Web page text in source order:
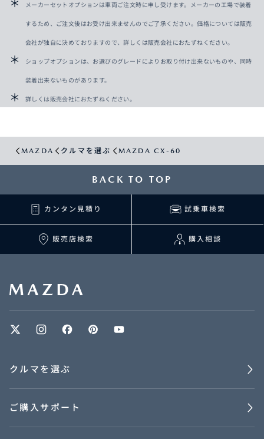
メーカーセットオプションは車両ご注文時に申し受けます。メーカーの工場で装着
するため、ご注文後はお受け出来ませんのでご了承ください。価格については販売
会社が独自に決めておりますので、詳しくは販売会社におたずねください。
ショップオプションは、お選びのグレードによりお取り付け出来ないものや、同時
装着出来ないものがあります。
詳しくは販売会社におたずねください。
MAZDA クルマを選ぶ MAZDA CX-60
BACK TO TOP
カンタン見積り 試乗車検索
販売店検索 購入相談
クルマを選ぶ
ご購入サポート